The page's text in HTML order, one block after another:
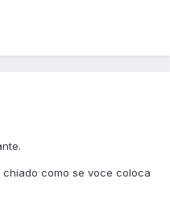
como se voce coloca